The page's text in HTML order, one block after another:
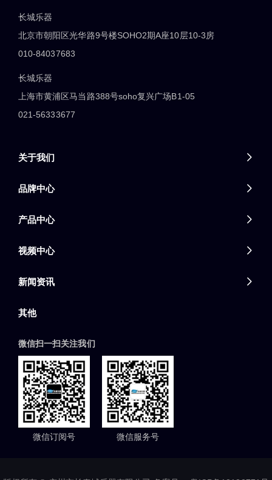
长城乐器
北京市朝阳区光华路9号楼SOHO2期A座10层10-3房
010-84037683
长城乐器
上海市黄浦区马当路388号soho复兴广场B1-05
021-56333677
关于我们 
品牌中心 
产品中心 
视频中心 
新闻资讯 
其他
微信扫一扫关注我们
微信订阅号 微信服务号